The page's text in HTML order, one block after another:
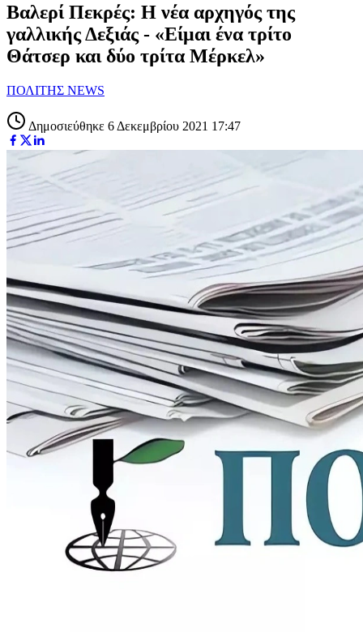
Βαλερί Πεκρές: Η νέα αρχηγός της
γαλλικής Δεξιάς - «Είμαι ένα τρίτο
Θάτσερ και δύο τρίτα Μέρκελ»
ΠΟΛΙΤΗΣ NEWS
Δημοσιεύθηκε 6 Δεκεμβρίου 2021 17:47